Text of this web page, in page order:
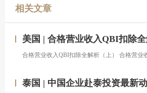
相关文章
美国 | 合格营业收入QBI扣除全
合格营业收入QBI扣除全解析（上） 合格营业
泰国 | 中国企业赴泰投资最新